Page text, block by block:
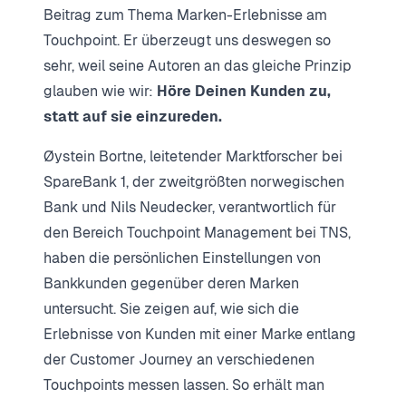
Beitrag zum Thema Marken-Erlebnisse am
Touchpoint. Er überzeugt uns deswegen so
sehr, weil seine Autoren an das gleiche Prinzip
glauben wie wir: Höre Deinen Kunden zu,
statt auf sie einzureden.
Øystein Bortne, leitetender Marktforscher bei
SpareBank 1, der zweitgrößten norwegischen
Bank und Nils Neudecker, verantwortlich für
den Bereich Touchpoint Management bei TNS,
haben die persönlichen Einstellungen von
Bankkunden gegenüber deren Marken
untersucht. Sie zeigen auf, wie sich die
Erlebnisse von Kunden mit einer Marke entlang
der Customer Journey an verschiedenen
Touchpoints messen lassen. So erhält man